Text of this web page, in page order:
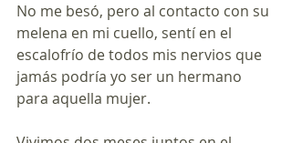
No me besó, pero al contacto con su
melena en mi cuello, sentí en el
escalofrío de todos mis nervios que
jamás podría yo ser un hermano
para aquella mujer.